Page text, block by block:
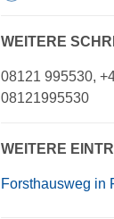
WEITERE
08121 995530,
08121995530
WEITERE
Forsthausweg in